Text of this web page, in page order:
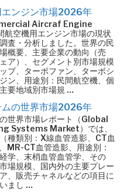
ンジン市場2026年
Aircraf Engine
空機用エンジン市場の現状
査・分析しました。世界の民
概要、主要企業の動向（売
ア）、セグメント別市場規模
プ、ターボファン、ターボシ
ン、用途別：民間航空機、個
要地域別市場規 …
ムの世界市場2026年
世界市場レポート（Global
Systems Market）では、
種類別：X線血管造影、CT血
MR-CT血管造影、用途別：
学、末梢血管血管学、その
場規模、国内外の主要プレー
、販売チャネルなどの項目に
まし …